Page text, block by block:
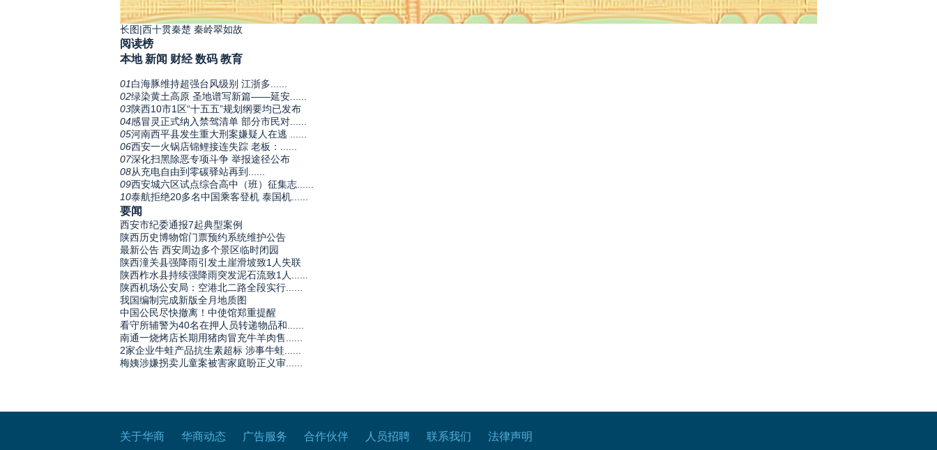
长图|西十贯秦楚 秦岭翠如故
阅读榜
本地 新闻 财经 数码 教育
01白海豚维持超强台风级别 江浙多......
02绿染黄土高原 圣地谱写新篇——延安......
03陕西10市1区“十五五”规划纲要均已发布
04感冒灵正式纳入禁驾清单 部分市民对......
05河南西平县发生重大刑案嫌疑人在逃 ......
06西安一火锅店锦鲤接连失踪 老板：......
07深化扫黑除恶专项斗争 举报途径公布
08从充电自由到零碳驿站再到......
09西安城六区试点综合高中（班）征集志......
10泰航拒绝20多名中国乘客登机 泰国机......
要闻
西安市纪委通报7起典型案例
陕西历史博物馆门票预约系统维护公告
最新公告 西安周边多个景区临时闭园
陕西潼关县强降雨引发土崖滑坡致1人失联
陕西柞水县持续强降雨突发泥石流致1人......
陕西机场公安局：空港北二路全段实行......
我国编制完成新版全月地质图
中国公民尽快撤离！中使馆郑重提醒
看守所辅警为40名在押人员转递物品和......
南通一烧烤店长期用猪肉冒充牛羊肉售......
2家企业牛蛙产品抗生素超标 涉事牛蛙......
梅姨涉嫌拐卖儿童案被害家庭盼正义审......
关于华商 华商动态 广告服务 合作伙伴 人员招聘 联系我们 法律声明